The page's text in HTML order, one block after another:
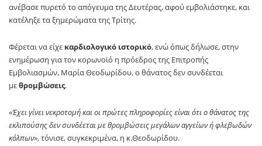
ανέβασε πυρετό το απόγευμα της Δευτέρας, αφού εμβολιάστηκε, και
κατέληξε τα ξημερώματα της Τρίτης.
Φέρεται να είχε καρδιολογικό ιστορικό, ενώ όπως δήλωσε, στην
ενημέρωση για τον κορωνοϊό η πρόεδρος της Επιτροπής
Εμβολιασμών, Μαρία Θεοδωρίδου, ο θάνατος δεν συνδέεται
μεθρομβώσεις.
«Έχει γίνει νεκροτομή και οι πρώτες πληροφορίες είναι ότι ο θάνατος της
εκλιπούσης δεν συνδέεται με θρομβώσεις μεγάλων αγγείων ή φλεβωδών
κόλπων», τόνισε, συγκεκριμένα, η κ.Θεοδωρίδου.